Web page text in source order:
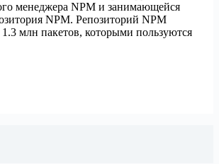
менеджера NPM и занимающейся
NPM. Репозиторий NPM
млн пакетов, которыми пользуются